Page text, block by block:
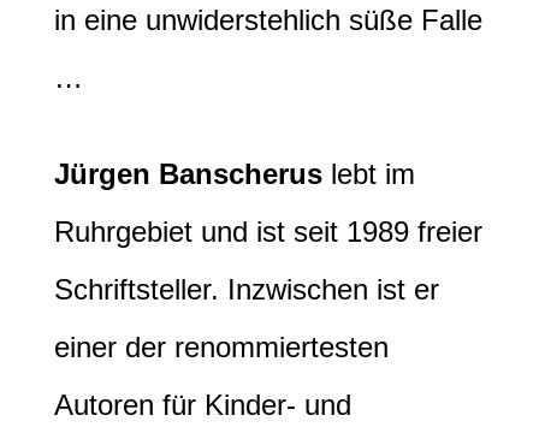
in eine unwiderstehlich süße Falle
…
Jürgen Banscherus lebt im
Ruhrgebiet und ist seit 1989 freier
Schriftsteller. Inzwischen ist er
einer der renommiertesten
Autoren für Kinder- und